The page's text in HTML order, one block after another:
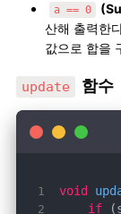
a == 0
산해 출력한
값으로 합을
update 함수
void
if